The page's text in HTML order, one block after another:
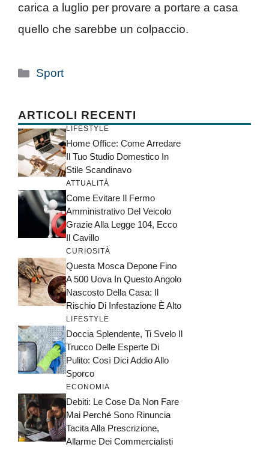
carica a luglio per provare a portare a casa
quello che sarebbe un colpaccio.
Categorie
Sport
ARTICOLI RECENTI
LIFESTYLE
Home Office: Come Arredare
Il Tuo Studio Domestico In
Stile Scandinavo
ATTUALITÀ
Come Evitare Il Fermo
Amministrativo Del Veicolo
Grazie Alla Legge 104, Ecco
Il Cavillo
CURIOSITÀ
Questa Mosca Depone Fino
A 500 Uova In Questo Angolo
Nascosto Della Casa: Il
Rischio Di Infestazione È Alto
LIFESTYLE
Doccia Splendente, Ti Svelo Il
Trucco Delle Esperte Di
Pulito: Così Dici Addio Allo
Sporco
ECONOMIA
Debiti: Le Cose Da Non Fare
Mai Perché Sono Rinuncia
Tacita Alla Prescrizione,
Allarme Dei Commercialisti